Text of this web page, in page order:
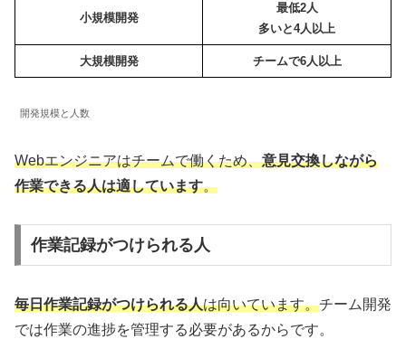
小規模開発
最低2人
多いと4人以上
大規模開発 チームで6人以上
開発規模と人数
Webエンジニアはチームで働くため、意見交換しながら
作業できる人は適しています。
作業記録がつけられる人
毎日作業記録がつけられる人は向いています。チーム開発
では作業の進捗を管理する必要があるからです。